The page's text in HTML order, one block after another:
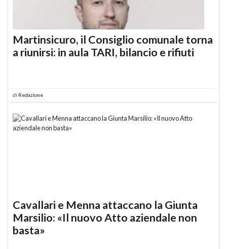
Martinsicuro, il Consiglio comunale torna
a riunirsi: in aula TARI, bilancio e rifiuti
di Redazione
Cavallari e Menna attaccano la Giunta
Marsilio: «Il nuovo Atto aziendale non
basta»